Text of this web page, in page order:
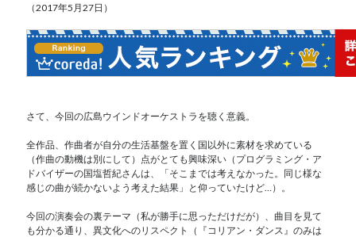
（2017年5月27日）
さて、今回の広島ウインドオーケストラを聴く意義。
全作品、作曲者が自分の生活基盤を置く国以外に素材を求めている
（作曲の動機は別にして）点がとても興味深い（プログラミング・ア
ドバイザーの国塩哲紀さんは、「そこまでは考えなかった。同じ様な
感じの曲が続かないよう考えた結果」と仰っていたけど…）。
今回の演奏会の裏テーマ（私が勝手に思っただけだが）、曲目を見て
も分かる通り、異文化へのリスペクト（『コリアン・ダンス』のみは